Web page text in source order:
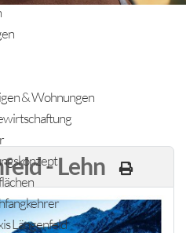
& Wohnungen
Längenfeld
- Lehn